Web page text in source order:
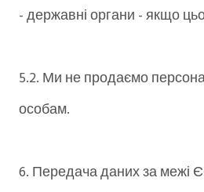
- державні органи - якщо
5.2. Ми не продаємо
особам.
6. Передача даних за межі